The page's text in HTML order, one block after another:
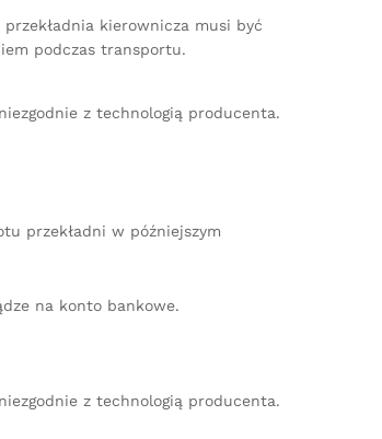
kierownicza musi być
podczas transportu.
z technologią producenta.
przekładni w późniejszym
na konto bankowe.
z technologią producenta.